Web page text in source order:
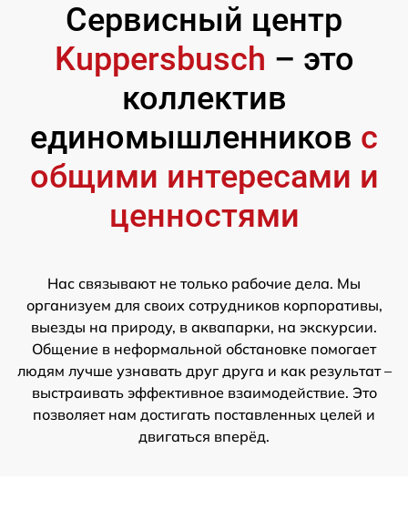
Сервисный центр
Kuppersbusch – это
коллектив
единомышленников с
общими интересами и
ценностями
Нас связывают не только рабочие дела. Мы
организуем для своих сотрудников корпоративы,
выезды на природу, в аквапарки, на экскурсии.
Общение в неформальной обстановке помогает
людям лучше узнавать друг друга и как результат –
выстраивать эффективное взаимодействие. Это
позволяет нам достигать поставленных целей и
двигаться вперёд.